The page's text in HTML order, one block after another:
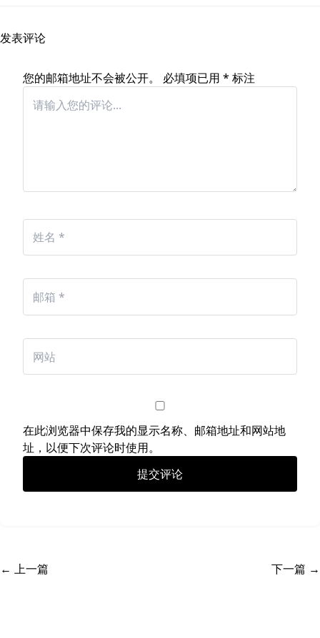
发表评论
您的邮箱地址不会被公开。 必填项已用 * 标注
在此浏览器中保存我的显示名称、邮箱地址和网站地
址，以便下次评论时使用。
← 上一篇 下一篇 →